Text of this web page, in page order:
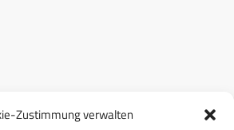
Zustimmung verwalten